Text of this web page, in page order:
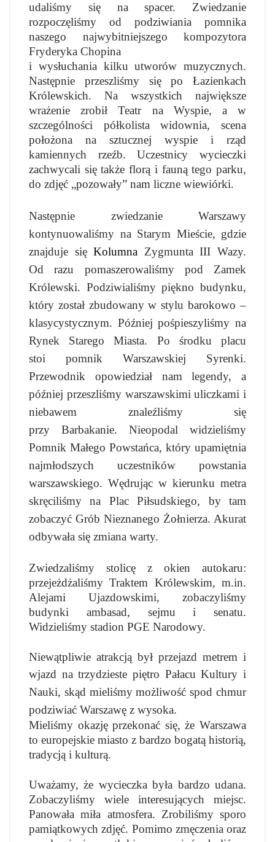
udaliśmy się na spacer. Zwiedzanie
rozpoczęliśmy od podziwiania pomnika
naszego najwybitniejszego kompozytora
Fryderyka Chopina
i wysłuchania kilku utworów muzycznych.
Następnie przeszliśmy się po Łazienkach
Królewskich. Na wszystkich największe
wrażenie zrobił Teatr na Wyspie, a w
szczególności półkolista widownia, scena
położona na sztucznej wyspie i rząd
kamiennych rzeźb. Uczestnicy wycieczki
zachwycali się także florą i fauną tego parku,
do zdjęć „pozowały” nam liczne wiewiórki.
Następnie zwiedzanie Warszawy
kontynuowaliśmy na Starym Mieście, gdzie
znajduje sięKolumna Zygmunta III Wazy.
Od razu pomaszerowaliśmy pod Zamek
Królewski. Podziwialiśmy piękno budynku,
który został zbudowany w stylu barokowo –
klasycystycznym. Później pośpieszyliśmy na
Rynek Starego Miasta. Po środku placu
stoi pomnik Warszawskiej Syrenki.
Przewodnik opowiedział nam legendy, a
później przeszliśmy warszawskimi uliczkami i
niebawem znaleźliśmy się
przy Barbakanie. Nieopodal widzieliśmy
Pomnik Małego Powstańca, który upamiętnia
najmłodszych uczestników powstania
warszawskiego. Wędrując w kierunku metra
skręciliśmy na Plac Piłsudskiego, by tam
zobaczyć Grób Nieznanego Żołnierza. Akurat
odbywała się zmiana warty.
Zwiedzaliśmy stolicę z okien autokaru:
przejeżdżaliśmy Traktem Królewskim, m.in.
Alejami Ujazdowskimi, zobaczyliśmy
budynki ambasad, sejmu i senatu.
Widzieliśmy stadion PGE Narodowy.
Niewątpliwie atrakcją był przejazd metrem i
wjazd na trzydzieste piętro Pałacu Kultury i
Nauki, skąd mieliśmy możliwość spod chmur
podziwiać Warszawę z wysoka.
Mieliśmy okazję przekonać się, że Warszawa
to europejskie miasto z bardzo bogatą historią,
tradycją i kulturą.
Uważamy, że wycieczka była bardzo udana.
Zobaczyliśmy wiele interesujących miejsc.
Panowała miła atmosfera. Zrobiliśmy sporo
pamiątkowych zdjęć. Pomimo zmęczenia oraz